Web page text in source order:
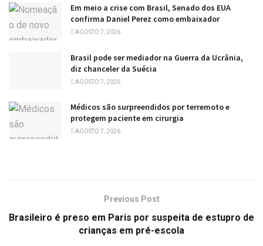
Em meio a crise com Brasil, Senado dos EUA
confirma Daniel Perez como embaixador
AGOSTO 7, 2026
Brasil pode ser mediador na Guerra da Ucrânia,
diz chanceler da Suécia
AGOSTO 7, 2026
Médicos são surpreendidos por terremoto e
protegem paciente em cirurgia
AGOSTO 7, 2026
Previous Post
Brasileiro é preso em Paris por suspeita de estupro de
crianças em pré-escola